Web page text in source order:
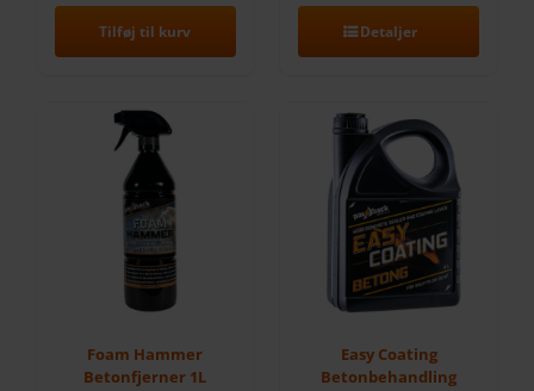
Tilføj til kurv Detaljer
Foam Hammer
Betonfjerner 1L
Easy Coating
Betonbehandling